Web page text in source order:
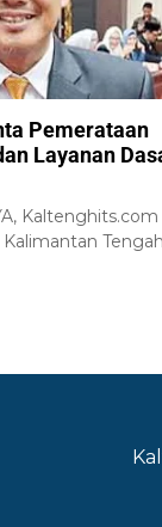
Pemerataan
Layanan
Tengah